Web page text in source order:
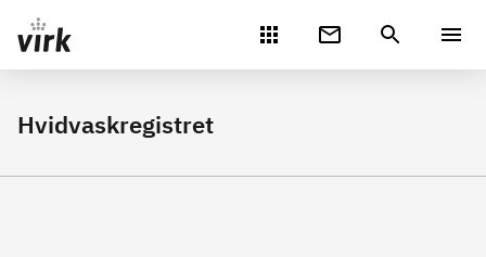
Gå direkte til indhold
Hvidvaskregistret